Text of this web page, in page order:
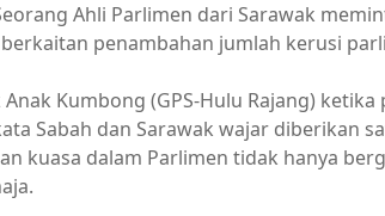
Ahli Parlimen dari Sarawak
penambahan jumlah kerusi
Kumbong (GPS-Hulu Rajang)
Sabah dan Sarawak wajar diberikan
kuasa dalam Parlimen tidak hanya